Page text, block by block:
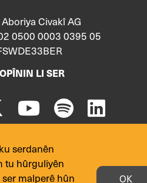
Civakî AG
0500 0003 0395 05
LI SER
parastî ne:
serdanên
tu hûrguliyên
malperê hûn
OK